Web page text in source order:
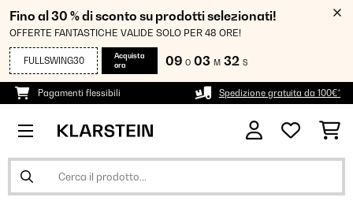
Fino al 30 % di sconto su prodotti selezionati!
OFFERTE FANTASTICHE VALIDE SOLO PER 48 ORE!
FULLSWING30
Acquista
ora
09 O 03 M 31 S
Pagamenti flessibili Spedizione gratuita da 100€*